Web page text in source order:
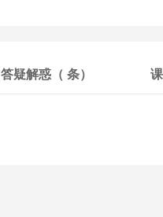
答疑解惑（ 条）